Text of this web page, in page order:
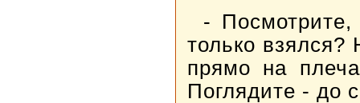
- Посмотрите,
только
прямо на
Поглядите - до